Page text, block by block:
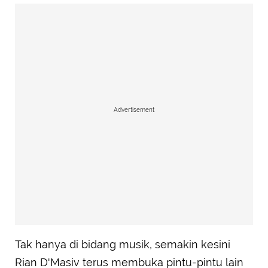
Advertisement
Tak hanya di bidang musik, semakin kesini
Rian D'Masiv terus membuka pintu-pintu lain